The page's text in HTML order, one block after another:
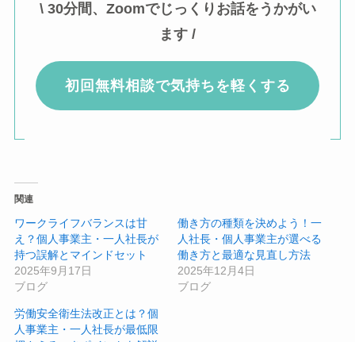
\ 30分間、Zoomでじっくりお話をうかがい
ます /
初回無料相談で気持ちを軽くする
関連
ワークライフバランスは甘
え？個人事業主・一人社長が
持つ誤解とマインドセット
2025年9月17日
ブログ
働き方の種類を決めよう！一
人社長・個人事業主が選べる
働き方と最適な見直し方法
2025年12月4日
ブログ
労働安全衛生法改正とは？個
人事業主・一人社長が最低限